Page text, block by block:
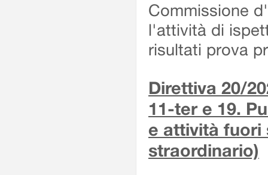
Commissione
l'attività di
risultati prova
Direttiva 20/
11-ter e 19.
e attività fuori
straordinario)